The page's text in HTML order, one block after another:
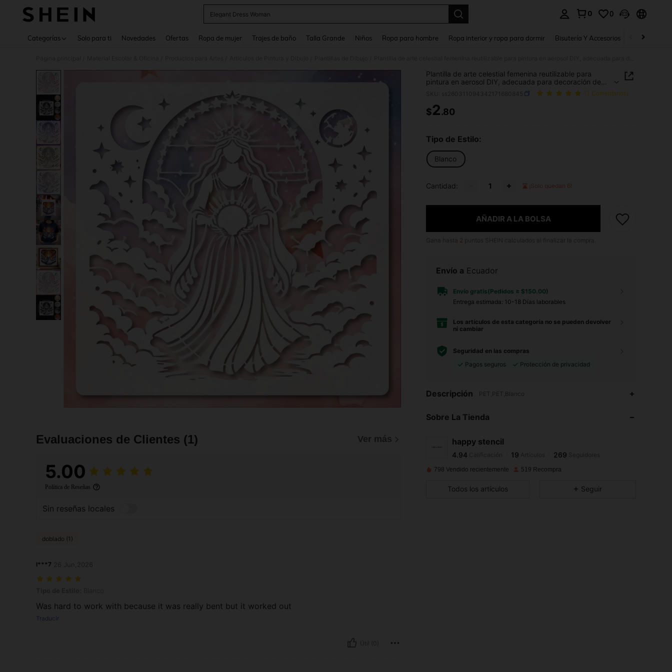
Elegant Dress Woman
0 0
Categorías Solo para ti Novedades Ofertas Ropa de mujer Trajes de baño Talla Grande Niños Ropa para hombre Ropa interior y ropa para dormir Bisutería Y Accesorios Zapatos
Evaluaciones de Clientes (1) Ver más
5.00
Política de Reseñas
Sin reseñas locales
doblado (1)
l***7
Was hard to work with because it was really bent but it worked out
Traducir
Plantilla de arte celestial femenina reutilizable para
pintura en aerosol DIY, adecuada para decoración de
paredes del hogar, ropa de tela, bolsas, manualidades
hechas a mano, patrones de pintura, etc.
(1 Comentarios)
PRICE AND AVAILABILITY
$2.80
Tipo de Estilo:
Blanco
Cantidad: ¡Solo quedan 6!
AÑADIR A LA BOLSA
2
Envío a Ecuador
Envío gratis(Pedidos ≥ $150.00)
Entrega estimada: 10-18 Días laborables
Los artículos de esta categoría no se pueden devolver
ni cambiar
Seguridad en las compras
Pagos seguros
Protección de privacidad
Descripción PET,PET,Blanco
Sobre La Tienda
happy stencil
4.94
4.94Calificación
seguidoHace 1 día
4.94
798 Vendido recientemente 519 Recompra
Todos los artículos Seguir